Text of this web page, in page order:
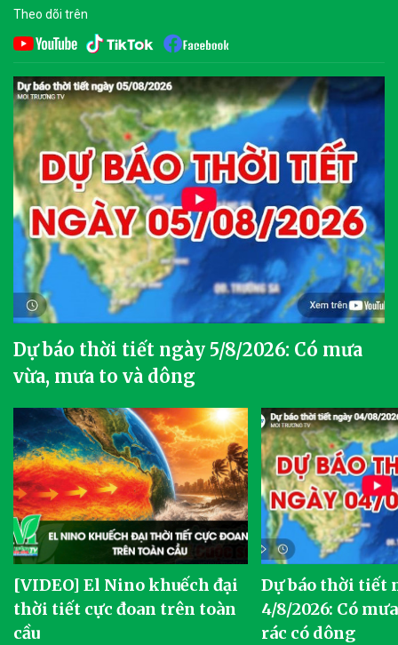
Theo dõi trên
Dự báo thời tiết ngày 5/8/2026: Có mưa
vừa, mưa to và dông
[VIDEO] El Nino khuếch đại
thời tiết cực đoan trên toàn
cầu
Dự báo thời tiết
4/8/2026: Có
rác có dông